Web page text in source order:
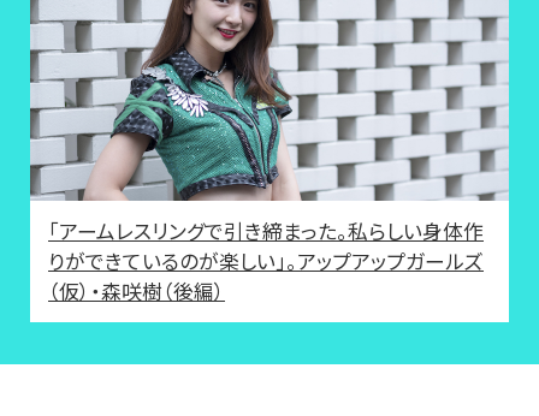
「アームレスリングで引き締まった。私らしい身体作
りができているのが楽しい」。アップアップガールズ
（仮）・森咲樹（後編）